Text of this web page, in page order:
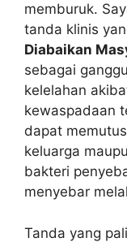
memburuk.
tanda klinis
Diabaikan
sebagai
kelelahan
kewaspadaan
dapat
keluarga
bakteri
menyebar
Tanda yang